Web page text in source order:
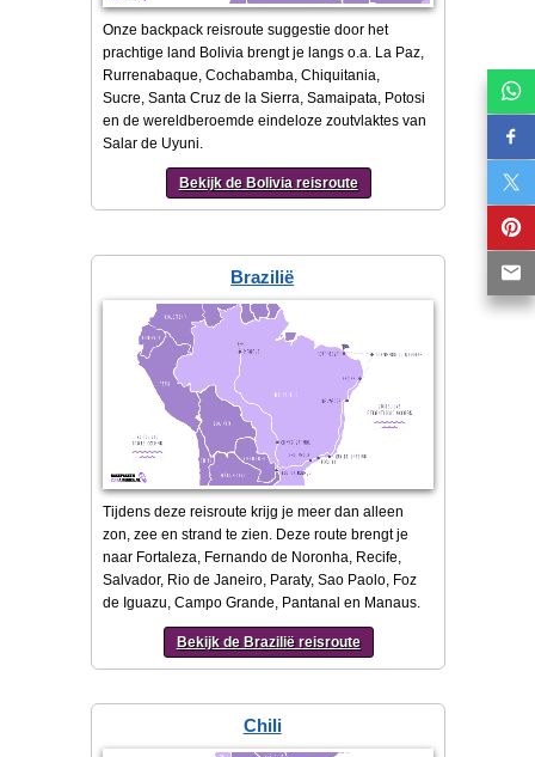
Onze backpack reisroute suggestie door het
prachtige land Bolivia brengt je langs o.a. La Paz,
Rurrenabaque, Cochabamba, Chiquitania,
Sucre, Santa Cruz de la Sierra, Samaipata, Potosi
en de wereldberoemde eindeloze zoutvlaktes van
Salar de Uyuni.
Bekijk de Bolivia reisroute
Brazilië
Tijdens deze reisroute krijg je meer dan alleen
zon, zee en strand te zien. Deze route brengt je
naar Fortaleza, Fernando de Noronha, Recife,
Salvador, Rio de Janeiro, Paraty, Sao Paolo, Foz
de Iguazu, Campo Grande, Pantanal en Manaus.
Bekijk de Brazilië reisroute
Chili